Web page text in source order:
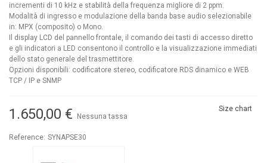
incrementi di 10 kHz e stabilità della frequenza migliore di 2 ppm.
Modalità di ingresso e modulazione della banda base audio selezionabile
in: MPX (composito) o Mono.
Il display LCD del pannello frontale, il comando dei tasti di accesso diretto
e gli indicatori a LED consentono il controllo e la visualizzazione immediati
dello stato generale del trasmettitore.
Opzioni disponibili: codificatore stereo, codificatore RDS dinamico e WEB
TCP / IP e SNMP
1.650,00 € Nessuna tassa
Size chart
Reference: SYNAPSE30